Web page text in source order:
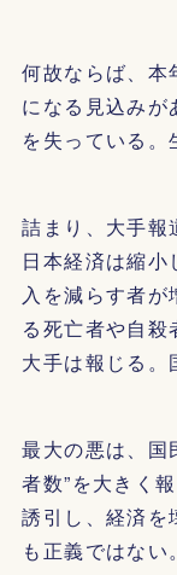
何故ならば、本
になる見込みが
を失っている。
詰まり、大手報
日本経済は縮
入を減らす者が
る死亡者や自
大手は報じる。
最大の悪は、国
者数”を大きく
誘引し、経済を
も正義ではない